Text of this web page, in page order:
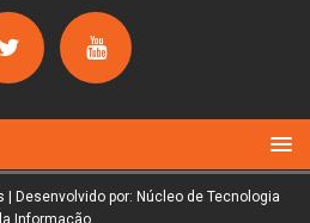
Desenvolvido por: Núcleo de Tecnologia
Informação